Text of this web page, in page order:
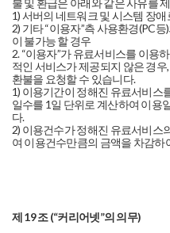
1) 서버의 네트워크 및 시스템 장
2) 기타 “이용자”측 사용환경(PC
이 불가능 할 경우
2. “이용자”가 유료서비스를 이용
적인 서비스가 제공되지 않은 경
환불을 요청할 수 있습니다.
1) 이용기간이 정해진 유료서비스
일수를 1일 단위로 계산하여 이용
다.
2) 이용건수가 정해진 유료서비스
여 이용건수만큼의 금액을 차감하
제 19 조 (“커리어넷”의 의무)